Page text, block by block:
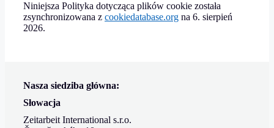
Niniejsza Polityka dotycząca plików cookie została
zsynchronizowana z cookiedatabase.org na 6. sierpień
2026.
Nasza siedziba główna:
Słowacja
Zeitarbeit International s.r.o.